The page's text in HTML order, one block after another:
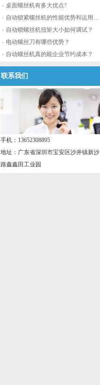
桌面螺丝机有多大优点?
自动锁紧螺丝机的性能优势和运用流程
自动锁螺丝机扭矩大小如何调试？
电动螺丝刀有哪些优势？
自动螺丝机真的能企业节约成本？
联系我们
手机：13652308895
地址：广东省深圳市宝安区沙井镇新沙
路鑫鑫田工业园